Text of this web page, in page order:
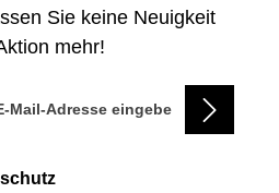
Sie keine Neuigkeit
mehr!